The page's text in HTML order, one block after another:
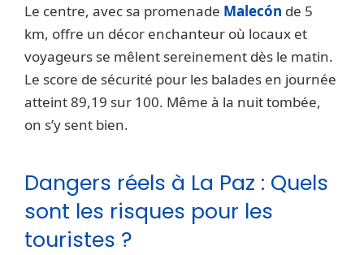
Le centre, avec sa promenade Malecón de 5
km, offre un décor enchanteur où locaux et
voyageurs se mêlent sereinement dès le matin.
Le score de sécurité pour les balades en journée
atteint 89,19 sur 100. Même à la nuit tombée,
on s’y sent bien.
Dangers réels à La Paz : Quels
sont les risques pour les
touristes ?